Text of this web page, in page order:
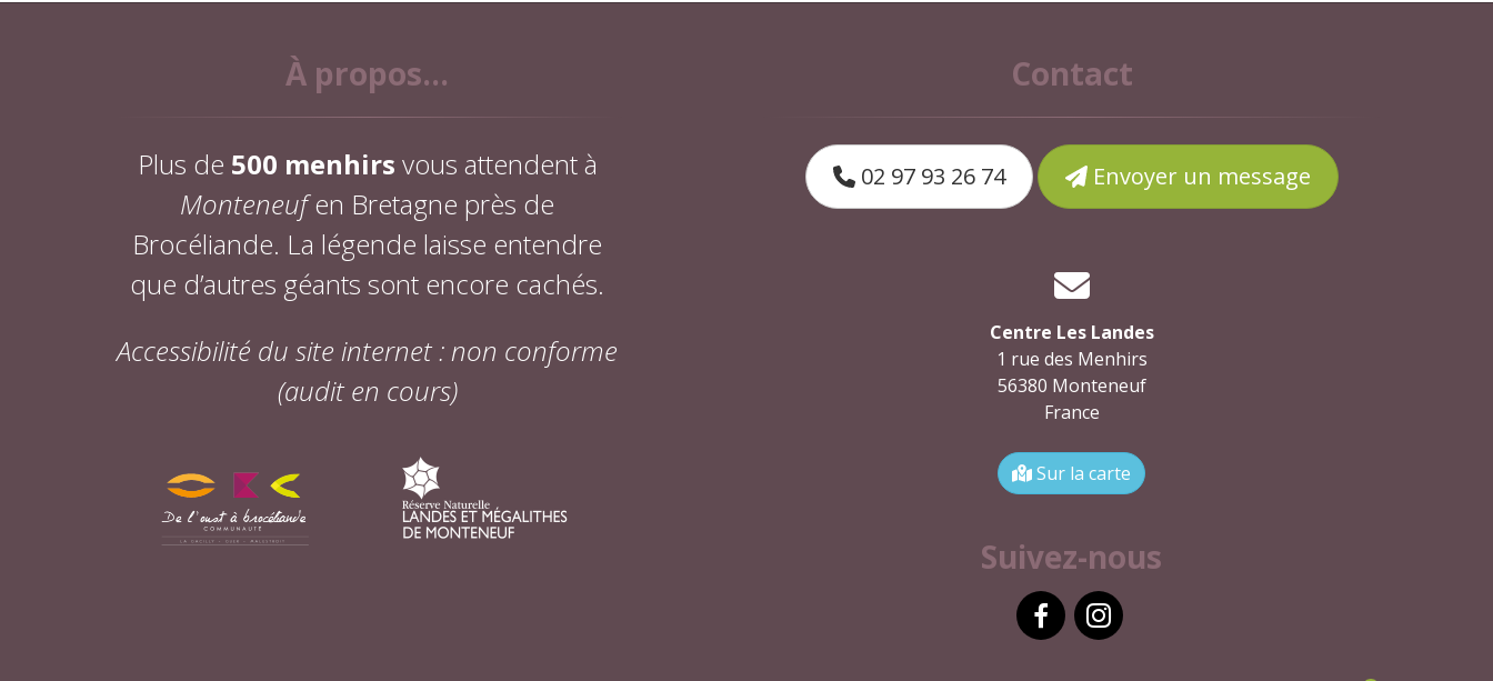
À propos...
Plus de 500 menhirs vous attendent à
Monteneufen Bretagne près de
Brocéliande. La légende laisse entendre
que d’autres géants sont encore cachés.
Accessibilité du site internet : non conforme
(audit en cours)
Contact
02 97 93 26 74 Envoyer un message
Centre Les Landes
1 rue des Menhirs
56380 Monteneuf
France
Sur la carte
Suivez-nous